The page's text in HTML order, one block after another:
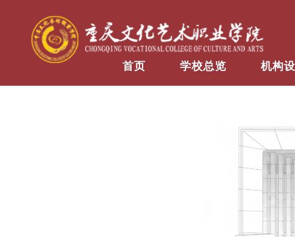
首页 学校总览 机构